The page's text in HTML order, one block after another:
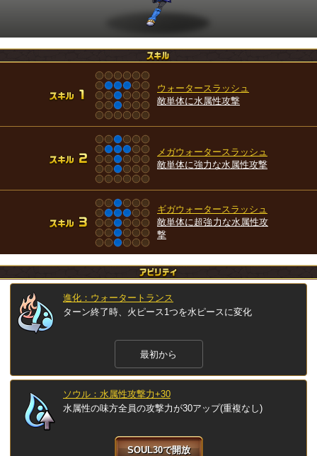
ウォータースラッシュ
敵単体に水属性攻撃
メガウォータースラッシュ
敵単体に強力な水属性攻撃
ギガウォータースラッシュ
敵単体に超強力な水属性攻
撃
進化：ウォータートランス
ターン終了時、火ピース1つを水ピースに変化
最初から
ソウル：水属性攻撃力+30
水属性の味方全員の攻撃力が30アップ(重複なし)
SOUL30で開放